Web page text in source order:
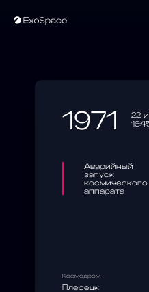
1971
22
Аварийный
запуск
космического
аппарата
Космодром
Плесецк